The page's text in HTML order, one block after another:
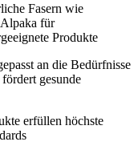
Fasern wie
für
Produkte
an die Bedürfnisse
gesunde
erfüllen höchste